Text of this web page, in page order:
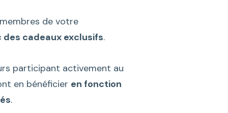
de votre
des cadeaux exclusifs.
participant activement au
en bénéficier en fonction
.